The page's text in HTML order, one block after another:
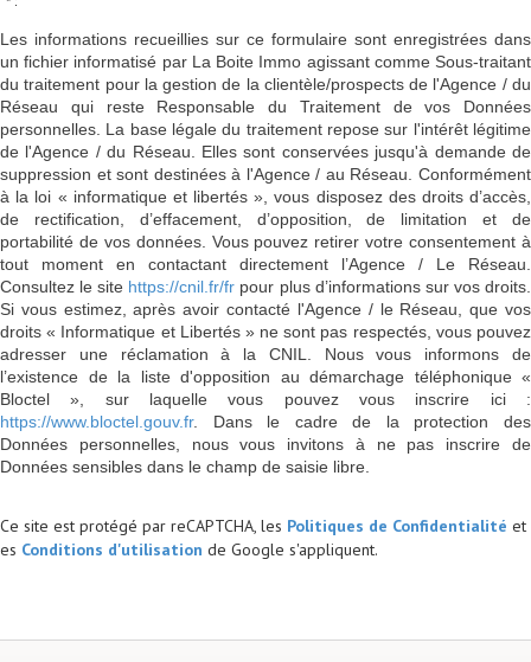
Les informations recueillies sur ce formulaire sont enregistrées dans
un fichier informatisé par La Boite Immo agissant comme Sous-traitant
du traitement pour la gestion de la clientèle/prospects de l'Agence / du
Réseau qui reste Responsable du Traitement de vos Données
personnelles. La base légale du traitement repose sur l'intérêt légitime
de l'Agence / du Réseau. Elles sont conservées jusqu'à demande de
suppression et sont destinées à l'Agence / au Réseau. Conformément
à la loi « informatique et libertés », vous disposez des droits d’accès,
de rectification, d’effacement, d’opposition, de limitation et de
portabilité de vos données. Vous pouvez retirer votre consentement à
tout moment en contactant directement l’Agence / Le Réseau.
Consultez le site https://cnil.fr/fr pour plus d’informations sur vos droits.
Si vous estimez, après avoir contacté l'Agence / le Réseau, que vos
droits « Informatique et Libertés » ne sont pas respectés, vous pouvez
adresser une réclamation à la CNIL. Nous vous informons de
l’existence de la liste d'opposition au démarchage téléphonique «
Bloctel », sur laquelle vous pouvez vous inscrire ici :
https://www.bloctel.gouv.fr. Dans le cadre de la protection des
Données personnelles, nous vous invitons à ne pas inscrire de
Données sensibles dans le champ de saisie libre.
Ce site est protégé par reCAPTCHA, les Politiques de Confidentialité et
es Conditions d'utilisation de Google s'appliquent.